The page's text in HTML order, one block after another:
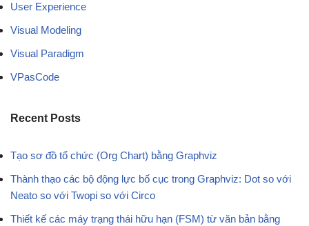
User Experience
Visual Modeling
Visual Paradigm
VPasCode
Recent Posts
Tạo sơ đồ tổ chức (Org Chart) bằng Graphviz
Thành thạo các bộ động lực bố cục trong Graphviz: Dot so với
Neato so với Twopi so với Circo
Thiết kế các máy trạng thái hữu hạn (FSM) từ văn bản bằng